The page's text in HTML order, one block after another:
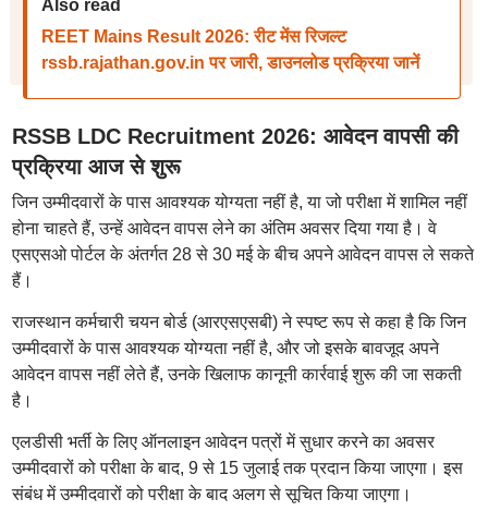
Also read
REET Mains Result 2026: रीट मेंस रिजल्ट
rssb.rajathan.gov.in पर जारी, डाउनलोड प्रक्रिया जानें
RSSB LDC Recruitment 2026: आवेदन वापसी की
प्रक्रिया आज से शुरू
जिन उम्मीदवारों के पास आवश्यक योग्यता नहीं है, या जो परीक्षा में शामिल नहीं
होना चाहते हैं, उन्हें आवेदन वापस लेने का अंतिम अवसर दिया गया है। वे
एसएसओ पोर्टल के अंतर्गत 28 से 30 मई के बीच अपने आवेदन वापस ले सकते
हैं।
राजस्थान कर्मचारी चयन बोर्ड (आरएसएसबी) ने स्पष्ट रूप से कहा है कि जिन
उम्मीदवारों के पास आवश्यक योग्यता नहीं है, और जो इसके बावजूद अपने
आवेदन वापस नहीं लेते हैं, उनके खिलाफ कानूनी कार्रवाई शुरू की जा सकती
है।
एलडीसी भर्ती के लिए ऑनलाइन आवेदन पत्रों में सुधार करने का अवसर
उम्मीदवारों को परीक्षा के बाद, 9 से 15 जुलाई तक प्रदान किया जाएगा। इस
संबंध में उम्मीदवारों को परीक्षा के बाद अलग से सूचित किया जाएगा।